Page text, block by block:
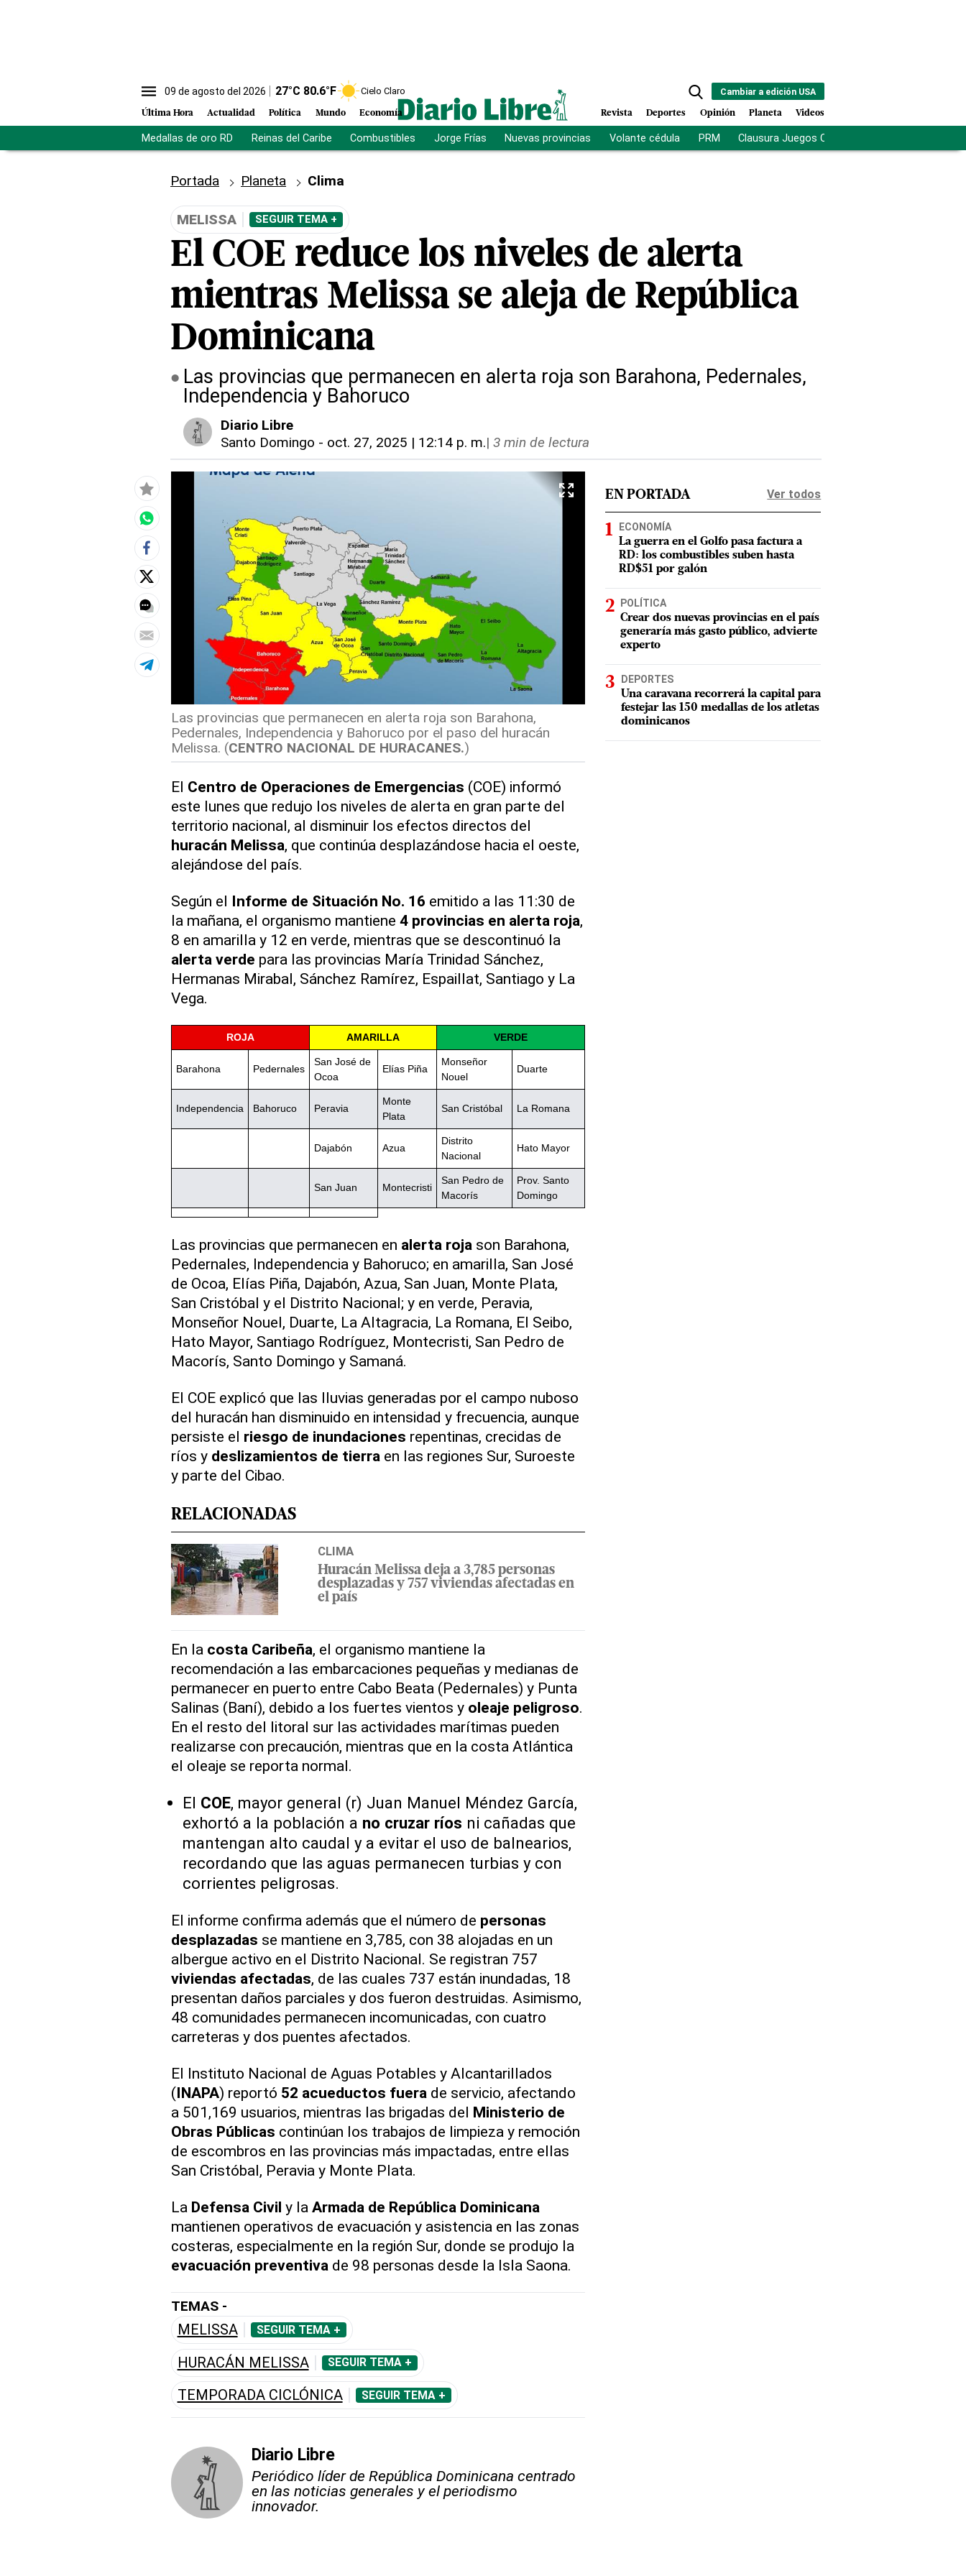
09 de agosto del 2026 27°C 80.6°F Cielo Claro
Última Hora Actualidad Política Mundo Economía
Cambiar a edición USA
Revista Deportes Opinión Planeta Videos
Medallas de oro RD Reinas del Caribe Combustibles Jorge Frías Nuevas provincias Volante cédula PRM Clausura Juegos Centroamericanos
Portada Planeta Clima
MELISSA SEGUIR TEMA +
El COE reduce los niveles de alerta
mientras Melissa se aleja de República
Dominicana
Las provincias que permanecen en alerta roja son Barahona, Pedernales,
Independencia y Bahoruco
Diario Libre
Santo Domingo - oct. 27, 2025 | 12:14 p. m.| 3 min de lectura
Las provincias que permanecen en alerta roja son Barahona,
Pedernales, Independencia y Bahoruco por el paso del huracán
Melissa. (CENTRO NACIONAL DE HURACANES.)
El Centro de Operaciones de Emergencias (COE) informó
este lunes que redujo los niveles de alerta en gran parte del
territorio nacional, al disminuir los efectos directos del
huracán Melissa, que continúa desplazándose hacia el oeste,
alejándose del país.
Según el Informe de Situación No. 16 emitido a las 11:30 de
la mañana, el organismo mantiene 4 provincias en alerta roja,
8 en amarilla y 12 en verde, mientras que se descontinuó la
alerta verde para las provincias María Trinidad Sánchez,
Hermanas Mirabal, Sánchez Ramírez, Espaillat, Santiago y La
Vega.
ROJA AMARILLA VERDE
Barahona Pedernales
San José de
Ocoa
Elías Piña
Monseñor
Nouel
Duarte
Independencia Bahoruco Peravia
Monte
Plata
San Cristóbal La Romana
Dajabón Azua
Distrito
Nacional
Hato Mayor
San Juan Montecristi
San Pedro de
Macorís
Prov. Santo
Domingo
Las provincias que permanecen en alerta rojason Barahona,
Pedernales, Independencia y Bahoruco; en amarilla, San José
de Ocoa, Elías Piña, Dajabón, Azua, San Juan, Monte Plata,
San Cristóbal y el Distrito Nacional; y en verde, Peravia,
Monseñor Nouel, Duarte, La Altagracia, La Romana, El Seibo,
Hato Mayor, Santiago Rodríguez, Montecristi, San Pedro de
Macorís, Santo Domingo y Samaná.
El COE explicó que las lluvias generadas por el campo nuboso
del huracán han disminuido en intensidad y frecuencia, aunque
persiste el riesgo de inundaciones repentinas, crecidas de
ríos y deslizamientos de tierraen las regiones Sur, Suroeste
y parte del Cibao.
RELACIONADAS
CLIMA
Huracán Melissa deja a 3,785 personas
desplazadas y 757 viviendas afectadas en
el país
En la costa Caribeña, el organismo mantiene la
recomendación a las embarcaciones pequeñas y medianas de
permanecer en puerto entre Cabo Beata (Pedernales) y Punta
Salinas (Baní), debido a los fuertes vientos y oleaje peligroso.
En el resto del litoral sur las actividades marítimas pueden
realizarse con precaución, mientras que en la costa Atlántica
el oleaje se reporta normal.
El COE, mayor general (r) Juan Manuel Méndez García,
exhortó a la población a no cruzar ríos ni cañadas que
mantengan alto caudal y a evitar el uso de balnearios,
recordando que las aguas permanecen turbias y con
corrientes peligrosas.
El informe confirma además que el número de personas
desplazadas se mantiene en 3,785, con 38 alojadas en un
albergue activo en el Distrito Nacional. Se registran 757
viviendas afectadas, de las cuales 737 están inundadas, 18
presentan daños parciales y dos fueron destruidas. Asimismo,
48 comunidades permanecen incomunicadas, con cuatro
carreteras y dos puentes afectados.
El Instituto Nacional de Aguas Potables y Alcantarillados
(INAPA) reportó 52 acueductos fuerade servicio, afectando
a 501,169 usuarios, mientras las brigadas del Ministerio de
Obras Públicas continúan los trabajos de limpieza y remoción
de escombros en las provincias más impactadas, entre ellas
San Cristóbal, Peravia y Monte Plata.
La Defensa Civil y la Armada de República Dominicana
mantienen operativos de evacuación y asistencia en las zonas
costeras, especialmente en la región Sur, donde se produjo la
evacuación preventivade 98 personas desde la Isla Saona.
TEMAS -
MELISSA SEGUIR TEMA +
HURACÁN MELISSA SEGUIR TEMA +
TEMPORADA CICLÓNICA SEGUIR TEMA +
Diario Libre
Periódico líder de República Dominicana centrado
en las noticias generales y el periodismo
innovador.
EN PORTADA Ver todos
ECONOMÍA
La guerra en el Golfo pasa factura a
RD: los combustibles suben hasta
RD$51 por galón
POLÍTICA
Crear dos nuevas provincias en el país
generaría más gasto público, advierte
experto
DEPORTES
Una caravana recorrerá la capital para
festejar las 150 medallas de los atletas
dominicanos